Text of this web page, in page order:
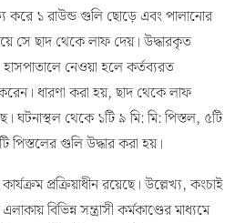
করে ১ রাউন্ড গুলি ছোড়ে এবং পালানোর
সে ছাদ থেকে লাফ দেয়। উদ্ধারকৃত
নেওয়া হলে কর্তব্যরত
ধারণা করা হয়, ছাদ থেকে লাফ
ঘটনাস্থল থেকে ১টি ৯ মি: মি: পিস্তল, ৫টি
পিস্তলের গুলি উদ্ধার করা হয়।
প্রক্রিয়াধীন রয়েছে। উল্লেখ্য, কংচাই
বিভিন্ন সন্ত্রাসী কর্মকাণ্ডের মাধ্যমে